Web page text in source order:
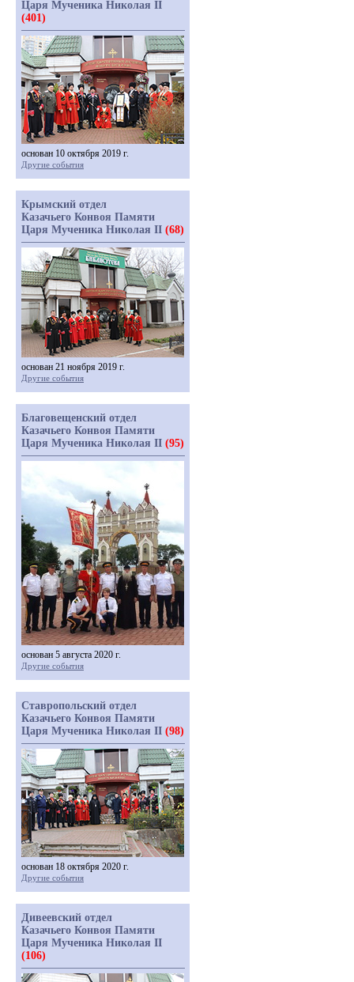
Царя Мученика Николая II
(401)
основан 10 октября 2019 г.
Другие события
Крымский отдел
Казачьего Конвоя Памяти
Царя Мученика Николая II (68)
основан 21 ноября 2019 г.
Другие события
Благовещенский отдел
Казачьего Конвоя Памяти
Царя Мученика Николая II (95)
основан 5 августа 2020 г.
Другие события
Ставропольский отдел
Казачьего Конвоя Памяти
Царя Мученика Николая II (98)
основан 18 октября 2020 г.
Другие события
Дивеевский отдел
Казачьего Конвоя Памяти
Царя Мученика Николая II
(106)